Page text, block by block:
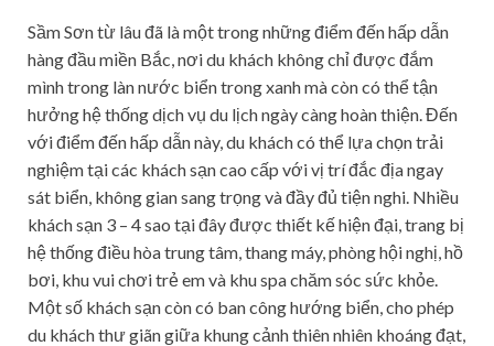
Sầm Sơn từ lâu đã là một trong những điểm đến hấp dẫn
hàng đầu miền Bắc, nơi du khách không chỉ được đắm
mình trong làn nước biển trong xanh mà còn có thể tận
hưởng hệ thống dịch vụ du lịch ngày càng hoàn thiện.Đến
với điểm đến hấp dẫn này, du khách có thể lựa chọn trải
nghiệm tại các khách sạn cao cấp với vị trí đắc địa ngay
sát biển, không gian sang trọng và đầy đủ tiện nghi. Nhiều
khách sạn 3 – 4 sao tại đây được thiết kế hiện đại, trang bị
hệ thống điều hòa trung tâm, thang máy, phòng hội nghị, hồ
bơi, khu vui chơi trẻ em và khu spa chăm sóc sức khỏe.
Một số khách sạn còn có ban công hướng biển, cho phép
du khách thư giãn giữa khung cảnh thiên nhiên khoáng đạt,